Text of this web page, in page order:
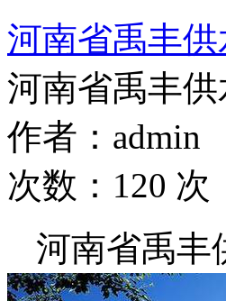
河南省禹丰
河南省禹丰
作者：
次数：120 次
河南省禹丰